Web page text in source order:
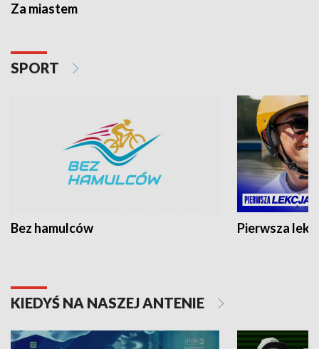
Za miastem
SPORT
Bez hamulców Pierwsza
KIEDYŚ NA NASZEJ ANTENIE